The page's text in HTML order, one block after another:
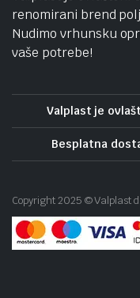
renomirani brend
Nudimo vrhunsku
vaše potrebe!
Valplast je
Besplatna
Copyright 2025 © Valplast